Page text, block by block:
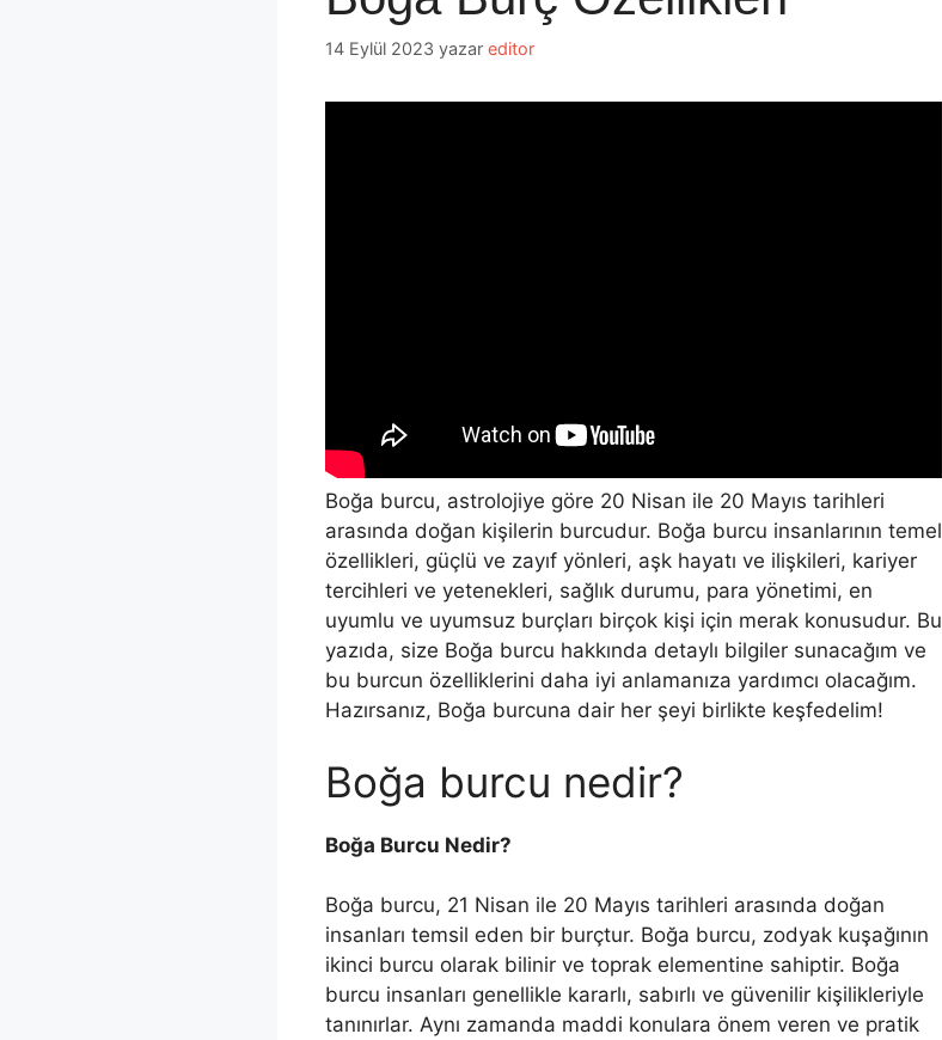
14 Eylül 2023 yazar editor
Boğa burcu, astrolojiye göre 20 Nisan ile 20 Mayıs tarihleri
arasında doğan kişilerin burcudur. Boğa burcu insanlarının temel
özellikleri, güçlü ve zayıf yönleri, aşk hayatı ve ilişkileri, kariyer
tercihleri ve yetenekleri, sağlık durumu, para yönetimi, en
uyumlu ve uyumsuz burçları birçok kişi için merak konusudur. Bu
yazıda, size Boğa burcu hakkında detaylı bilgiler sunacağım ve
bu burcun özelliklerini daha iyi anlamanıza yardımcı olacağım.
Hazırsanız, Boğa burcuna dair her şeyi birlikte keşfedelim!
Boğa burcu nedir?
Boğa Burcu Nedir?
Boğa burcu, 21 Nisan ile 20 Mayıs tarihleri arasında doğan
insanları temsil eden bir burçtur. Boğa burcu, zodyak kuşağının
ikinci burcu olarak bilinir ve toprak elementine sahiptir. Boğa
burcu insanları genellikle kararlı, sabırlı ve güvenilir kişilikleriyle
tanınırlar. Aynı zamanda maddi konulara önem veren ve pratik